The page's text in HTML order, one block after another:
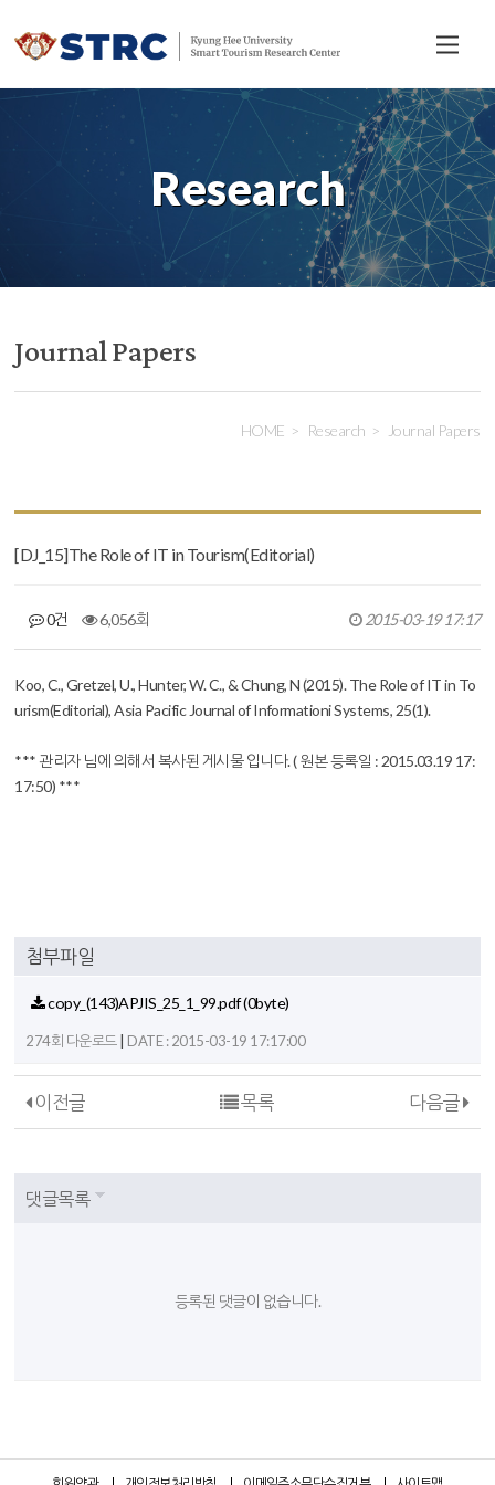
전
체
메
뉴
Research
Journal Papers
HOME Research Journal Papers
[DJ_15]The Role of IT in Tourism(Editorial)
0건 6,056회 2015-03-19 17:17
본문
Koo, C., Gretzel, U., Hunter, W. C., & Chung, N (2015). The Role of IT in To
urism(Editorial), Asia Pacific Journal of Informationi Systems, 25(1).
*** 관리자 님에 의해서 복사된 게시물 입니다. ( 원본 등록일 : 2015.03.19 17:
17:50) ***
첨부파일
copy_(143)APJIS_25_1_99.pdf(0byte)
274회 다운로드| DATE : 2015-03-19 17:17:00
이전글 다음글
목록
댓글목록
등록된 댓글이 없습니다.